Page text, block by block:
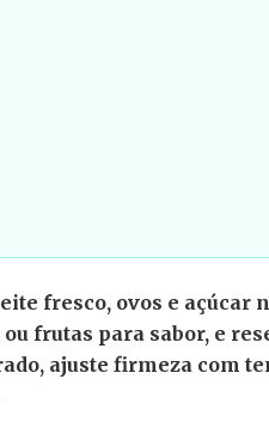
fresco, ovos e açúcar
frutas para sabor, e
ajuste firmeza com